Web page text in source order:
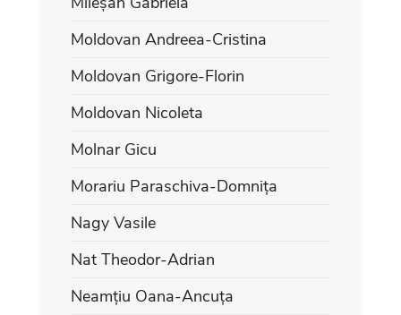
Moldovan Andreea-Cristina
Moldovan Grigore-Florin
Moldovan Nicoleta
Molnar Gicu
Morariu Paraschiva-Domnița
Nagy Vasile
Nat Theodor-Adrian
Neamțiu Oana-Ancuța